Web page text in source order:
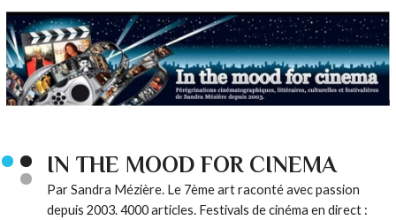
IN THE MOOD FOR CINEMA
Par Sandra Mézière. Le 7ème art raconté avec passion
depuis 2003. 4000 articles. Festivals de cinéma en direct :